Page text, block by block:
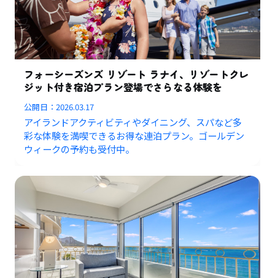
フォーシーズンズ リゾート ラナイ、リゾートクレ
ジット付き宿泊プラン登場でさらなる体験を
公開日：2026.03.17
アイランドアクティビティやダイニング、スパなど多
彩な体験を満喫できるお得な連泊プラン。ゴールデン
ウィークの予約も受付中。